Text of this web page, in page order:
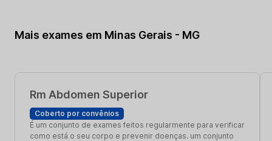
Mais exames em Minas Gerais - MG
Rm Abdomen Superior
Coberto por convênios
É um conjunto de exames feitos regularmente para verificar
como está o seu corpo e prevenir doenças. um conjunto